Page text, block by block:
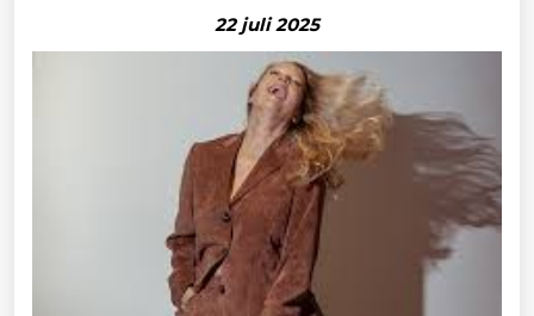
22 juli 2025